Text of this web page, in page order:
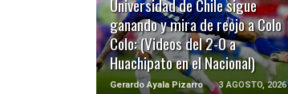
Universidad de Chile sigue
ganando y mira de reojo a Colo
Colo: (Videos del 2-0 a
Huachipato en el Nacional)
Gerardo Ayala Pizarro 3 AGOSTO, 2026